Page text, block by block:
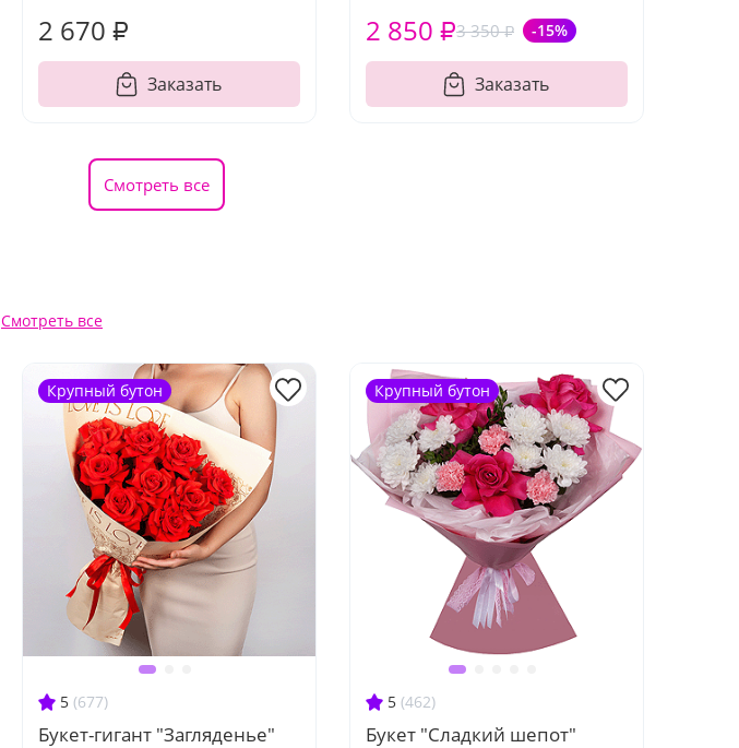
2 670 ₽
Заказать
3 350 ₽ -15%
2 850 ₽
Заказать
Смотреть все
Смотреть все
5 (677)
Букет-гигант "Загляденье"
Крупный бутон
5 (462)
Букет "Сладкий шепот"
Крупный бутон